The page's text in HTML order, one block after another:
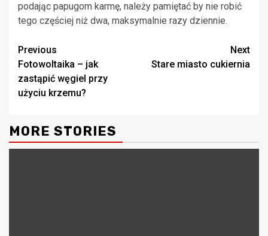
podając papugom karmę, należy pamiętać by nie robić
tego częściej niż dwa, maksymalnie razy dziennie.
Continue
Reading
Previous
Fotowoltaika – jak
zastąpić węgiel przy
użyciu krzemu?
Next
Stare miasto cukiernia
MORE STORIES